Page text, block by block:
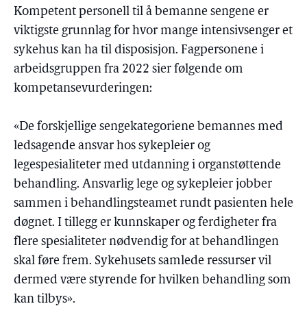
Kompetent personell til å bemanne sengene er
viktigste grunnlag for hvor mange intensivsenger et
sykehus kan ha til disposisjon. Fagpersonene i
arbeidsgruppen fra 2022 sier følgende om
kompetansevurderingen:
«De forskjellige sengekategoriene bemannes med
ledsagende ansvar hos sykepleier og
legespesialiteter med utdanning i organstøttende
behandling. Ansvarlig lege og sykepleier jobber
sammen i behandlingsteamet rundt pasienten hele
døgnet. I tillegg er kunnskaper og ferdigheter fra
flere spesialiteter nødvendig for at behandlingen
skal føre frem. Sykehusets samlede ressurser vil
dermed være styrende for hvilken behandling som
kan tilbys».